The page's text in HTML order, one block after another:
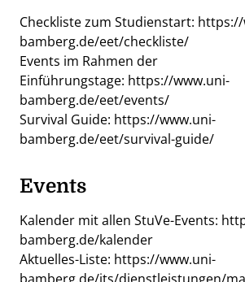
Checkliste zum Studienstart:
bamberg.de/eet/checkliste/
Events im Rahmen der
Einführungstage: https://www.uni-
bamberg.de/eet/events/
Survival Guide: https://www.uni-
bamberg.de/eet/survival-guide/
Events
Kalender mit allen StuVe-Events:
bamberg.de/kalender
Aktuelles-Liste: https://www.uni-